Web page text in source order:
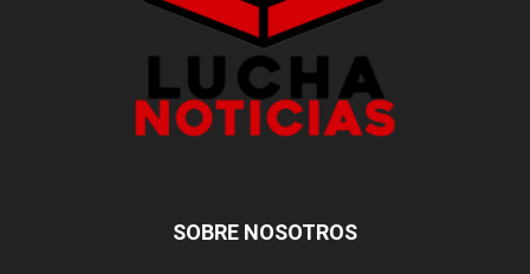
SOBRE NOSOTROS